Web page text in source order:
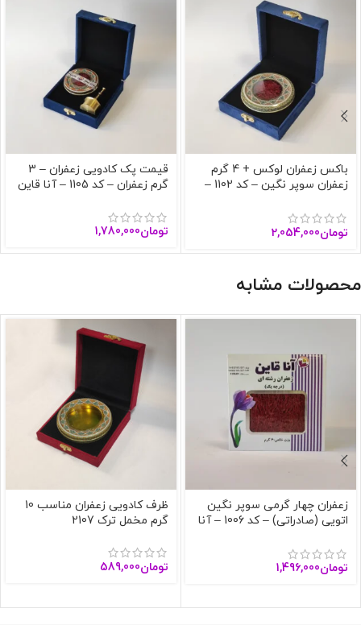
باکس زعفران لوکس + 4 گرم
زعفران سوپر نگین – کد 1102 –
تومان2,054,000
قیمت پک کادویی زعفران – 3
گرم زعفران – کد 1105 – آنا قاین
تومان1,780,000
محصولات مشابه
زعفران چهار گرمی سوپر نگین
اتویی (صادراتی) – کد 1006 – آنا
تومان1,496,000
ظرف کادویی زعفران مناسب 10
گرم مخمل ترک 2107
تومان589,000